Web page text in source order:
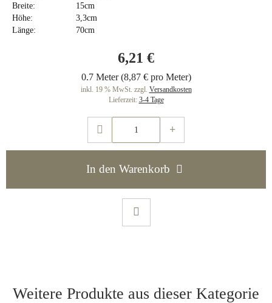
Breite:
15cm
Höhe:
3,3cm
Länge:
70cm
6,21 €
0.7 Meter (8,87 € pro Meter)
inkl. 19 % MwSt. zzgl. Versandkosten
Lieferzeit: 3-4 Tage
In den Warenkorb
Weitere Produkte aus dieser Kategorie